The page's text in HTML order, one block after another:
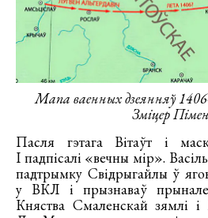
Мапа ваенных дзеянняў
Зміцер
Пасля гэтага Вітаўт і
І падпісалі «вечны мір».
падтрымку Свідрыгайлы ў
у ВКЛ і прызнаваў
Княства Смаленскай зямлі і